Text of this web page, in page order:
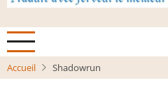
Accueil Shadowrun